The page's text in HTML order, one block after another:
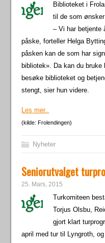
Biblioteket i
til de som
– Vi har betjente
påske, forteller Helga
påsken kan de som har
bibliotek». Da kan du
besøke biblioteket og
stengt, sier hun videre.
Les mer..
(kilde: Frolendingen)
Nyheter
Seniorutvalget
25. Mars, 2015
Turkomiteen
Torjus Olsbu,
gjort klart
april med tur til Lyngroth,